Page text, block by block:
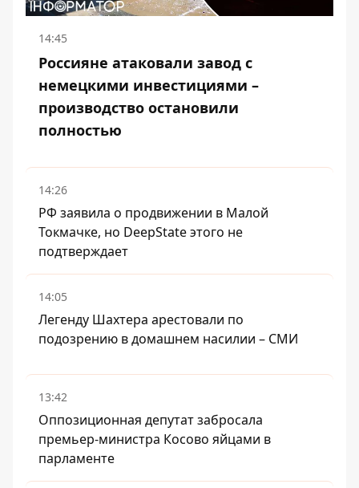
14:45
Россияне атаковали завод с
немецкими инвестициями –
производство остановили
полностью
14:26
РФ заявила о продвижении в Малой
Токмачке, но DeepState этого не
подтверждает
14:05
Легенду Шахтера арестовали по
подозрению в домашнем насилии – СМИ
13:42
Оппозиционная депутат забросала
премьер-министра Косово яйцами в
парламенте